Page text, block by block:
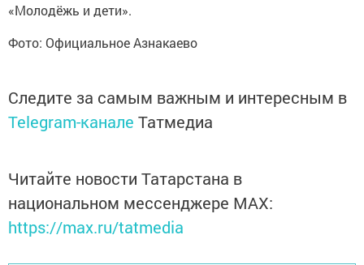
«Молодёжь и дети».
Фото: Официальное Азнакаево
Следите за самым важным и интересным в
Telegram-канале Татмедиа
Читайте новости Татарстана в
национальном мессенджере MАХ:
https://max.ru/tatmedia